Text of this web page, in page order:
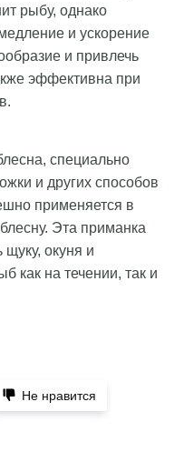
рыбу, однако
и ускорение
и привлечь
эффективна при
специально
и других способов
применяется в
Эта приманка
окуня и
как на течении, так и
Не нравится